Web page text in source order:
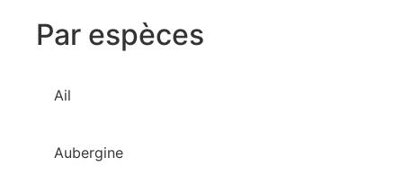
Par espèces
Ail
Aubergine